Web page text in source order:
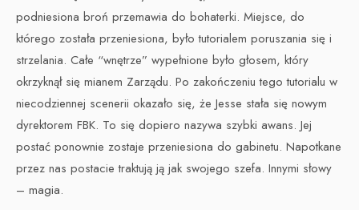
podniesiona broń przemawia do bohaterki. Miejsce, do
którego została przeniesiona, było tutorialem poruszania się i
strzelania. Całe “wnętrze” wypełnione było głosem, który
okrzyknął się mianem Zarządu. Po zakończeniu tego tutorialu w
niecodziennej scenerii okazało się, że Jesse stała się nowym
dyrektorem FBK. To się dopiero nazywa szybki awans. Jej
postać ponownie zostaje przeniesiona do gabinetu. Napotkane
przez nas postacie traktują ją jak swojego szefa. Innymi słowy
– magia.